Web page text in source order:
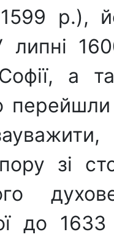
р.),
липні
а
зі
до